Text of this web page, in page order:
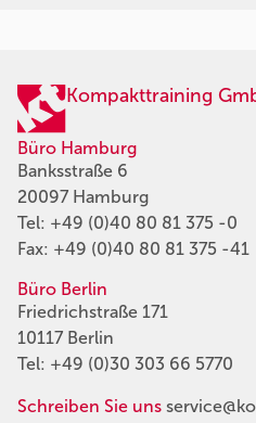
Kompakttraining
Büro Hamburg
Banksstraße 6
20097 Hamburg
Tel: +49 (0)40 80 81 375 -0
Fax: +49 (0)40 80 81 375 -41
Büro Berlin
Friedrichstraße 171
10117 Berlin
Tel: +49 (0)30 303 66 5770
Schreiben Sie uns